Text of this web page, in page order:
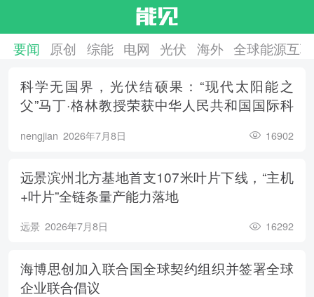
要闻 原创 综能 电网 光伏 海外 全球能源互
科学无国界，光伏结硕果：“现代太阳能之
父”马丁·格林教授荣获中华人民共和国国际科
nengjian 2026年7月8日 16902
远景滨州北方基地首支107米叶片下线，“主机
+叶片”全链条量产能力落地
远景 2026年7月8日 16292
海博思创加入联合国全球契约组织并签署全球
企业联合倡议